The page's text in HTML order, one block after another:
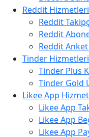
Reddit Hizmetleri
Reddit
Reddit
Reddit Anket
Tinder Hizmetleri
Tinder Plus
Tinder Gold
Likee App
Likee App
Likee App
Likee App